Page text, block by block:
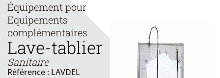
Équipement pour
Equipements
complémentaires
Lave-tablier
Sanitaire
Référence : LAVDEL